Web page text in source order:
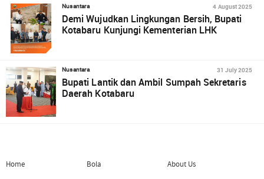
Nusantara 4 August 2025
Demi Wujudkan Lingkungan Bersih, Bupati
Kotabaru Kunjungi Kementerian LHK
Nusantara 31 July 2025
Bupati Lantik dan Ambil Sumpah Sekretaris
Daerah Kotabaru
Home
Bola
About Us